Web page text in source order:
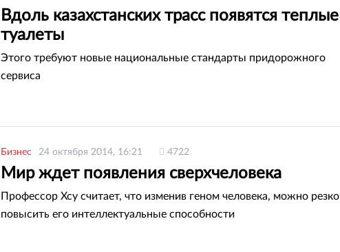
Вдоль казахстанских трасс появятся теплые
туалеты
Этого требуют новые национальные стандарты придорожного
сервиса
Бизнес 24 октября 2014, 16:21 4722
Мир ждет появления сверхчеловека
Профессор Хсу считает, что изменив геном человека, можно резко
повысить его интеллектуальные способности